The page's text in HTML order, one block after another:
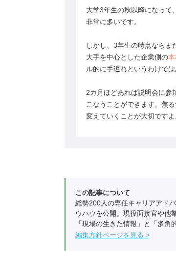
大学3年生の秋以降になっ
非常に多いです。
しかし、3年生の時点ならま
大手を中心とした企業側の
ル的に手遅れというわけでは
2カ月ほどあれば説明会に参
こなうことができます。焦
変えていくことが大切ですよ
この記事について
総勢200人の専任キャリアアド
ウハウを公開。現役面接官や他
「現場の生きた情報」と「多角
編集方針ページを見る